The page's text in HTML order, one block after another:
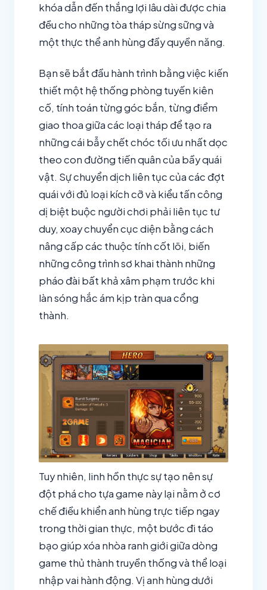
khóa dẫn đến thắng lợi lâu dài được chia
đều cho những tòa tháp sừng sững và
một thực thể anh hùng đầy quyền năng.
Bạn sẽ bắt đầu hành trình bằng việc kiến
thiết một hệ thống phòng tuyến kiên
cố, tính toán từng góc bắn, từng điểm
giao thoa giữa các loại tháp để tạo ra
những cái bẫy chết chóc tối ưu nhất dọc
theo con đường tiến quân của bầy quái
vật. Sự chuyển dịch liên tục của các đợt
quái với đủ loại kích cỡ và kiểu tấn công
dị biệt buộc người chơi phải liên tục tư
duy, xoay chuyển cục diện bằng cách
nâng cấp các thuộc tính cốt lõi, biến
những công trình sơ khai thành những
pháo đài bất khả xâm phạm trước khi
làn sóng hắc ám kịp tràn qua cổng
thành.
Tuy nhiên, linh hồn thực sự tạo nên sự
đột phá cho tựa game này lại nằm ở cơ
chế điều khiển anh hùng trực tiếp ngay
trong thời gian thực, một bước đi táo
bạo giúp xóa nhòa ranh giới giữa dòng
game thủ thành truyền thống và thể loại
nhập vai hành động. Vị anh hùng dưới